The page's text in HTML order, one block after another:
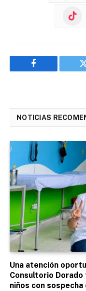
Facebook
NOTICIAS
Una atención
Consultorio
niños con sospecha